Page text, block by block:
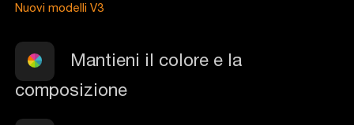
Nuovi modelli V3
Mantieni il colore e la
composizione